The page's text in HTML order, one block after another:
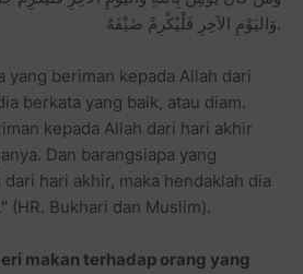
وَاليَوْمِ الآخِرِ فَلْيُكْرِمْ ضَيْفَهُ.
yang beriman kepada Allah dari
berkata yang baik, atau diam.
kepada Allah dari hari akhir
Dan barangsiapa yang
hari akhir, maka hendaklah dia
(HR. Bukhari dan Muslim).
makan terhadap orang yang